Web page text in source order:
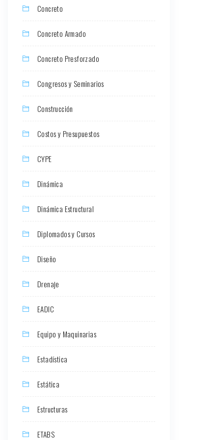
Concreto
Concreto Armado
Concreto Presforzado
Congresos y Seminarios
Construcción
Costos y Presupuestos
CYPE
Dinámica
Dinámica Estructural
Diplomados y Cursos
Diseño
Drenaje
EADIC
Equipo y Maquinarias
Estadística
Estática
Estructuras
ETABS